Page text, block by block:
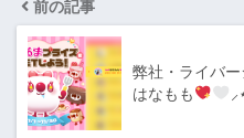
前の記事
弊社・ライバー
はなもも